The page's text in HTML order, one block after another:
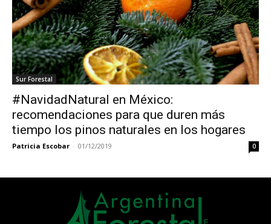
Sur Forestal
#NavidadNatural en México:
recomendaciones para que duren más
tiempo los pinos naturales en los hogares
Patricia Escobar - 01/12/2019 0